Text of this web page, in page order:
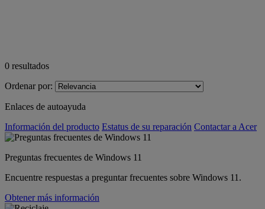
0 resultados
Ordenar por:
Enlaces de autoayuda
Información del producto Estatus de su reparación Contactar a Acer
Preguntas frecuentes de Windows 11
Encuentre respuestas a preguntar frecuentes sobre Windows 11.
Obtener más información